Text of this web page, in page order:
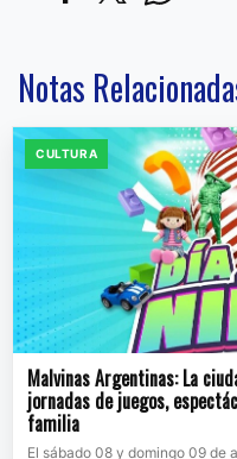
Notas
CULTURA
Malvinas Argentinas: La
jornadas de juegos,
familia
El sábado 08 y domingo 09 de